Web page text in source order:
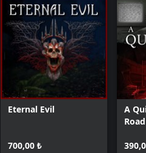
Eternal Evil
700,00 ₺
A